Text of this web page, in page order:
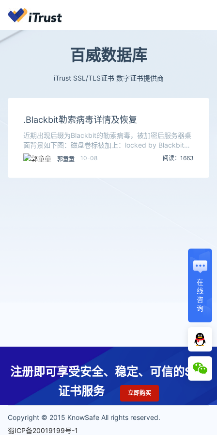
百威数据库
iTrust SSL/TLS证书 数字证书提供商
.Blackbit勒索病毒详情及恢复
近期出现后缀为Blackbit的勒索病毒，被加密后服务器桌
面背景如下图：磁盘卷标被加上：locked by Blackbit，
被加文件名格式变成：邮箱+ID+原文件名.Blockbit，
如：abc.d
郭童童 10-08 阅读：1663
在
线
咨
询
注册即可享受安全、稳定、可信的SSL
证书服务
立即购买
Copyright © 2015 KnowSafe All rights reserved.
蜀ICP备20019199号-1